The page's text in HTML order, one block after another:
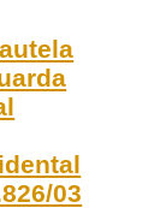
03